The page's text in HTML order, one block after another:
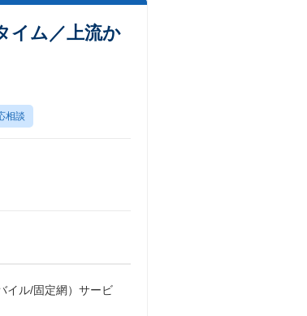
イム／上流か
相談
イル/固定網）サービ